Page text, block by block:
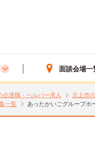
面談会場一
介護職・ヘルパー求人
北上市
一覧
あったかいごグループホ